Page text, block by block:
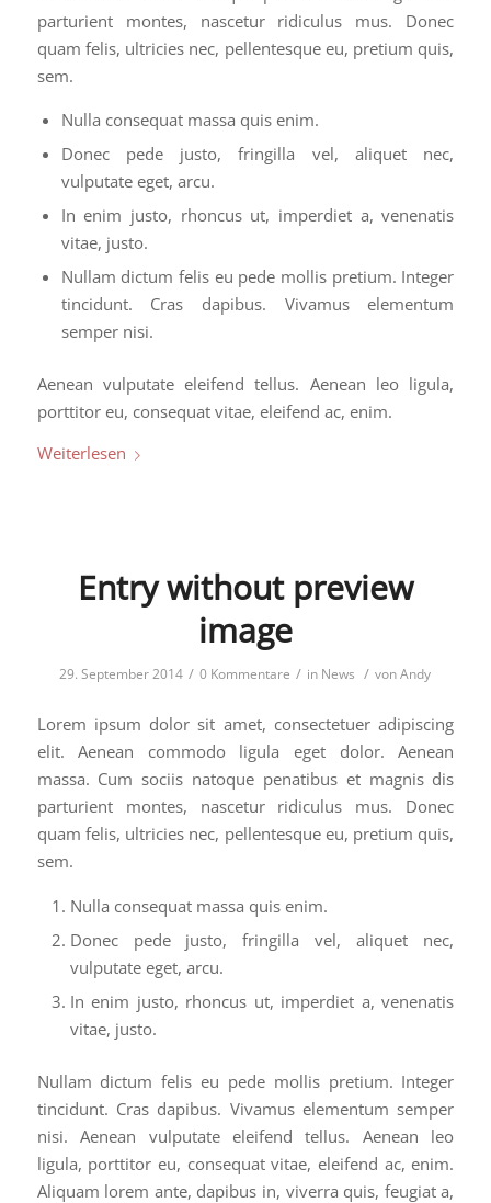
parturient montes, nascetur ridiculus mus. Donec
quam felis, ultricies nec, pellentesque eu, pretium quis,
sem.
Nulla consequat massa quis enim.
Donec pede justo, fringilla vel, aliquet nec,
vulputate eget, arcu.
In enim justo, rhoncus ut, imperdiet a, venenatis
vitae, justo.
Nullam dictum felis eu pede mollis pretium. Integer
tincidunt. Cras dapibus. Vivamus elementum
semper nisi.
Aenean vulputate eleifend tellus. Aenean leo ligula,
porttitor eu, consequat vitae, eleifend ac, enim.
Weiterlesen
Entry without preview
image
29. September 2014 / 0 Kommentare / in News / vonAndy
Lorem ipsum dolor sit amet, consectetuer adipiscing
elit. Aenean commodo ligula eget dolor. Aenean
massa. Cum sociis natoque penatibus et magnis dis
parturient montes, nascetur ridiculus mus. Donec
quam felis, ultricies nec, pellentesque eu, pretium quis,
sem.
Nulla consequat massa quis enim.
Donec pede justo, fringilla vel, aliquet nec,
vulputate eget, arcu.
In enim justo, rhoncus ut, imperdiet a, venenatis
vitae, justo.
Nullam dictum felis eu pede mollis pretium. Integer
tincidunt. Cras dapibus. Vivamus elementum semper
nisi. Aenean vulputate eleifend tellus. Aenean leo
ligula, porttitor eu, consequat vitae, eleifend ac, enim.
Aliquam lorem ante, dapibus in, viverra quis, feugiat a,